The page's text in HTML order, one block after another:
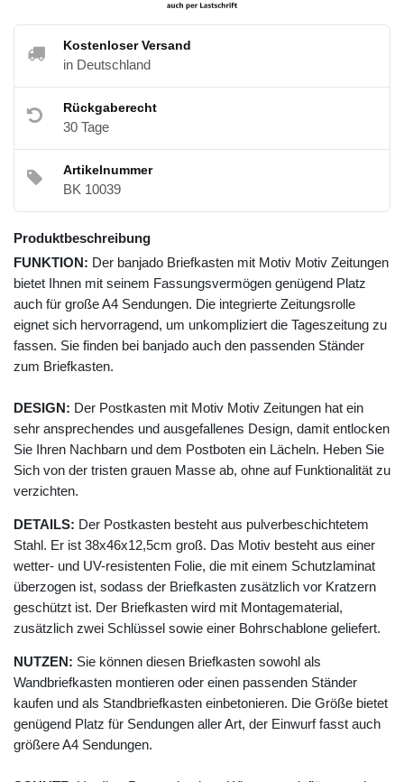
Kostenloser Versand
in Deutschland
Rückgaberecht
30 Tage
Artikelnummer
BK 10039
Produktbeschreibung
FUNKTION: Der banjado Briefkasten mit Motiv Motiv Zeitungen
bietet Ihnen mit seinem Fassungsvermögen genügend Platz
auch für große A4 Sendungen. Die integrierte Zeitungsrolle
eignet sich hervorragend, um unkompliziert die Tageszeitung zu
fassen. Sie finden bei banjado auch den passenden Ständer
zum Briefkasten.
DESIGN: Der Postkasten mit Motiv Motiv Zeitungen hat ein
sehr ansprechendes und ausgefallenes Design, damit entlocken
Sie Ihren Nachbarn und dem Postboten ein Lächeln. Heben Sie
Sich von der tristen grauen Masse ab, ohne auf Funktionalität zu
verzichten.
DETAILS: Der Postkasten besteht aus pulverbeschichtetem
Stahl. Er ist 38x46x12,5cm groß. Das Motiv besteht aus einer
wetter- und UV-resistenten Folie, die mit einem Schutzlaminat
überzogen ist, sodass der Briefkasten zusätzlich vor Kratzern
geschützt ist. Der Briefkasten wird mit Montagematerial,
zusätzlich zwei Schlüssel sowie einer Bohrschablone geliefert.
NUTZEN: Sie können diesen Briefkasten sowohl als
Wandbriefkasten montieren oder einen passenden Ständer
kaufen und als Standbriefkasten einbetonieren. Die Größe bietet
genügend Platz für Sendungen aller Art, der Einwurf fasst auch
größere A4 Sendungen.